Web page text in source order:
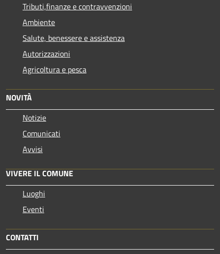
Tributi,finanze e contravvenzioni
Ambiente
Salute, benessere e assistenza
Autorizzazioni
Agricoltura e pesca
NOVITÀ
Notizie
Comunicati
Avvisi
VIVERE IL COMUNE
Luoghi
Eventi
CONTATTI